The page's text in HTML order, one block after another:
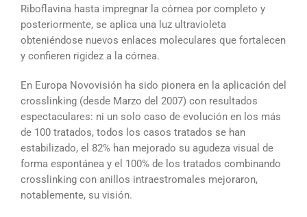
Riboflavina hasta impregnar la córnea por completo y
posteriormente, se aplica una luz ultravioleta
obteniéndose nuevos enlaces moleculares que fortalecen
y confieren rigidez a la córnea.
En Europa Novovisión ha sido pionera en la aplicación del
crosslinking (desde Marzo del 2007) con resultados
espectaculares: ni un solo caso de evolución en los más
de 100 tratados, todos los casos tratados se han
estabilizado, el 82% han mejorado su agudeza visual de
forma espontánea y el 100% de los tratados combinando
crosslinking con anillos intraestromales mejoraron,
notablemente, su visión.